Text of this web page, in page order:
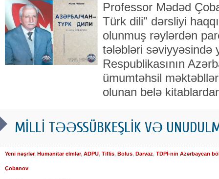
Professor Mədəd
Türk dili" dərsliyi
olunmuş rəylərdən
tələbləri səviyyəsində
Respublikasının
ümumtəhsil
olunan belə
MİLLİ TƏƏSSÜBKEŞLİK VƏ
Yeni nəşrlər, Humanitar elmlər, ADPU, Tiflis, Bolus, Darvaz, TDPİ-nin Azərbaycan
Çobanov